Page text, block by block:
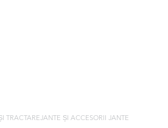
TRACTAREJANTE ȘI ACCESORII JANTE